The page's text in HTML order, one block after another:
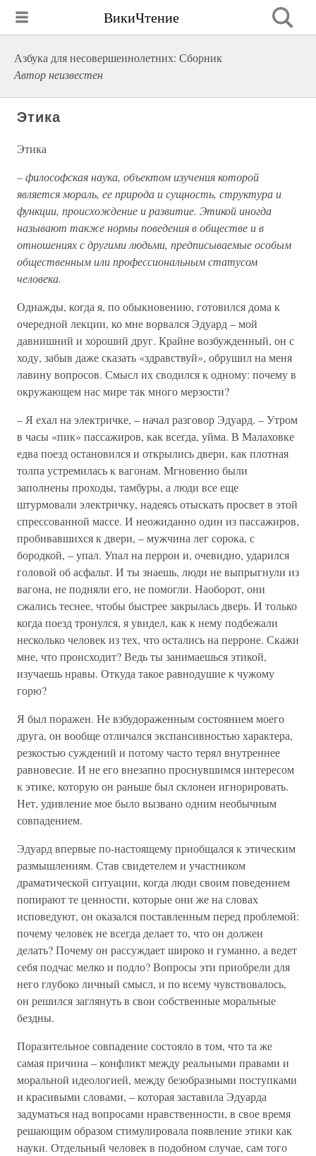
ВикиЧтение
Азбука для несовершеннолетних: Сборник
Автор неизвестен
Этика
Этика
– философская наука, объектом изучения которой
является мораль, ее природа и сущность, структура и
функции, происхождение и развитие. Этикой иногда
называют также нормы поведения в обществе и в
отношениях с другими людьми, предписываемые особым
общественным или профессиональным статусом
человека.
Однажды, когда я, по обыкновению, готовился дома к
очередной лекции, ко мне ворвался Эдуард – мой
давнишний и хороший друг. Крайне возбужденный, он с
ходу, забыв даже сказать «здравствуй», обрушил на меня
лавину вопросов. Смысл их сводился к одному: почему в
окружающем нас мире так много мерзости?
– Я ехал на электричке, – начал разговор Эдуард. – Утром
в часы «пик» пассажиров, как всегда, уйма. В Малаховке
едва поезд остановился и открылись двери, как плотная
толпа устремилась к вагонам. Мгновенно были
заполнены проходы, тамбуры, а люди все еще
штурмовали электричку, надеясь отыскать просвет в этой
спрессованной массе. И неожиданно один из пассажиров,
пробивавшихся к двери, – мужчина лег сорока, с
бородкой, – упал. Упал на перрон и, очевидно, ударился
головой об асфальт. И ты знаешь, люди не выпрыгнули из
вагона, не подняли его, не помогли. Наоборот, они
сжались теснее, чтобы быстрее закрылась дверь. И только
когда поезд тронулся, я увидел, как к нему подбежали
несколько человек из тех, что остались на перроне. Скажи
мне, что происходит? Ведь ты занимаешься этикой,
изучаешь нравы. Откуда такое равнодушие к чужому
горю?
Я был поражен. Не взбудораженным состоянием моего
друга, он вообще отличался экспансивностью характера,
резкостью суждений и потому часто терял внутреннее
равновесие. И не его внезапно проснувшимся интересом
к этике, которую он раньше был склонен игнорировать.
Нет, удивление мое было вызвано одним необычным
совпадением.
Эдуард впервые по-настоящему приобщался к этическим
размышлениям. Став свидетелем и участником
драматической ситуации, когда люди своим поведением
попирают те ценности, которые они же на словах
исповедуют, он оказался поставленным перед проблемой:
почему человек не всегда делает то, что он должен
делать? Почему он рассуждает широко и гуманно, а ведет
себя подчас мелко и подло? Вопросы эти приобрели для
него глубоко личный смысл, и по всему чувствовалось,
он решился заглянуть в свои собственные моральные
бездны.
Поразительное совпадение состояло в том, что та же
самая причина – конфликт между реальными правами и
моральной идеологией, между безобразными поступками
и красивыми словами, – которая заставила Эдуарда
задуматься над вопросами нравственности, в свое время
решающим образом стимулировала появление этики как
науки. Отдельный человек в подобном случае, сам того